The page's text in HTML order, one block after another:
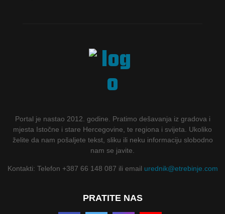
Portal je nastao 2012. godine. Pratimo dešavanja iz gradova i
mjesta Istočne i stare Hercegovine, te regiona i svijeta. Ukoliko
želite da nam pošaljete tekst, sliku ili neku informaciju slobodno
nam se javite.
Kontakti: Telefon +387 66 148 087 ili email urednik@etrebinje.com
PRATITE NAS